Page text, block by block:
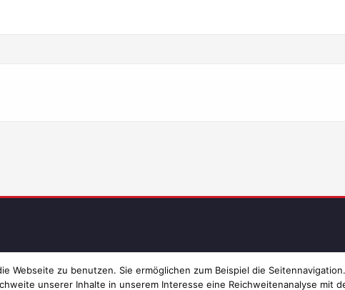
Webseite zu benutzen. Sie ermöglichen zum Beispiel die
unserer Inhalte in unserem Interesse eine Reichweitenanalyse mit